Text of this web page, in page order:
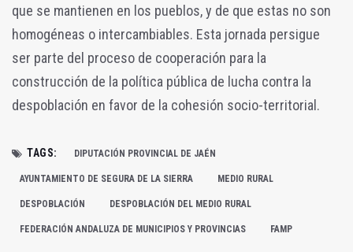
que se mantienen en los pueblos, y de que estas no son
homogéneas o intercambiables. Esta jornada persigue
ser parte del proceso de cooperación para la
construcción de la política pública de lucha contra la
despoblación en favor de la cohesión socio-territorial.
TAGS: DIPUTACIÓN PROVINCIAL DE JAÉN
AYUNTAMIENTO DE SEGURA DE LA SIERRA MEDIO RURAL
DESPOBLACIÓN DESPOBLACIÓN DEL MEDIO RURAL
FEDERACIÓN ANDALUZA DE MUNICIPIOS Y PROVINCIAS FAMP